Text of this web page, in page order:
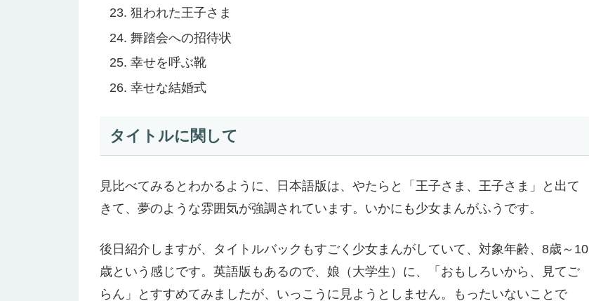
狙われた王子さま
舞踏会への招待状
幸せを呼ぶ靴
幸せな結婚式
タイトルに関して
見比べてみるとわかるように、日本語版は、やたらと「王子さま、王子さま」と出て
きて、夢のような雰囲気が強調されています。いかにも少女まんがふうです。
後日紹介しますが、タイトルバックもすごく少女まんがしていて、対象年齢、8歳～10
歳という感じです。英語版もあるので、娘（大学生）に、「おもしろいから、見てご
らん」とすすめてみましたが、いっこうに見ようとしません。もったいないことで